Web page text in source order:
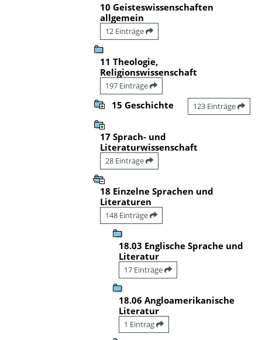
10 Geisteswissenschaften
allgemein
12 Einträge
11 Theologie,
Religionswissenschaft
197 Einträge
15 Geschichte 123 Einträge
17 Sprach- und
Literaturwissenschaft
28 Einträge
18 Einzelne Sprachen und
Literaturen
148 Einträge
18.03 Englische Sprache und
Literatur
17 Einträge
18.06 Angloamerikanische
Literatur
1 Eintrag